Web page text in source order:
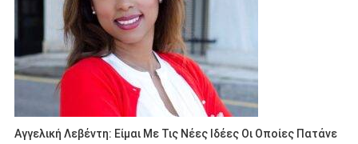
Αγγελική Λεβέντη: Είμαι Με Τις Νέες Ιδέες Οι Οποίες Πατάνε